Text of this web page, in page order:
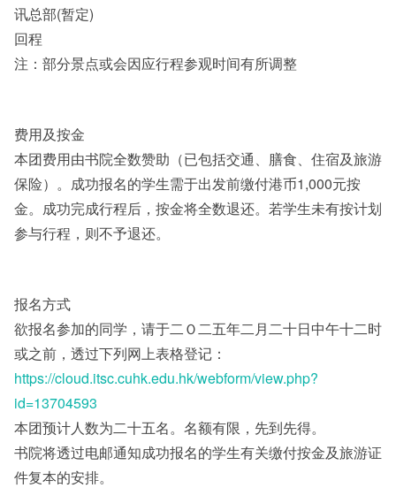
讯总部(暂定)
回程
注：部分景点或会因应行程参观时间有所调整
费用及按金
本团费用由书院全数赞助（已包括交通、膳食、住宿及旅游
保险）。成功报名的学生需于出发前缴付港币1,000元按
金。成功完成行程后，按金将全数退还。若学生未有按计划
参与行程，则不予退还。
报名方式
欲报名参加的同学，请于二Ｏ二五年二月二十日中午十二时
或之前，透过下列网上表格登记：
https://cloud.itsc.cuhk.edu.hk/webform/view.php?
id=13704593
本团预计人数为二十五名。名额有限，先到先得。
书院将透过电邮通知成功报名的学生有关缴付按金及旅游证
件复本的安排。